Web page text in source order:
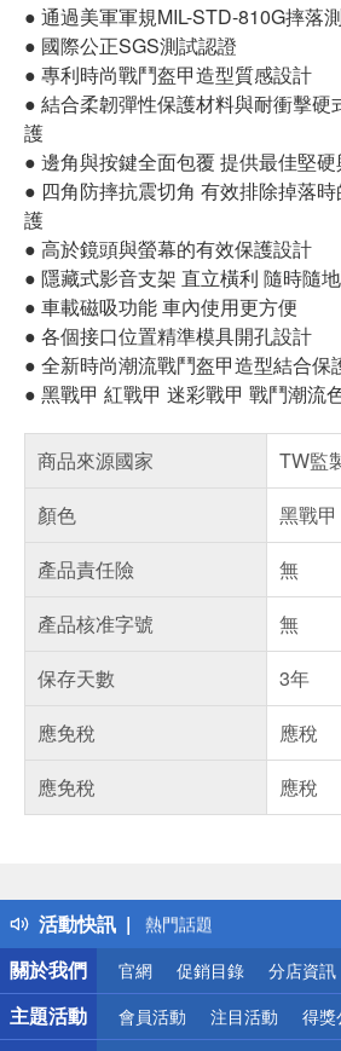
● 通過美軍軍規MIL-STD-810G摔落
● 國際公正SGS測試認證
● 專利時尚戰鬥盔甲造型質感設計
● 結合柔韌彈性保護材料與耐衝擊硬
護
● 邊角與按鍵全面包覆 提供最佳堅
● 四角防摔抗震切角 有效排除掉落
護
● 高於鏡頭與螢幕的有效保護設計
● 隱藏式影音支架 直立橫利 隨時隨
● 車載磁吸功能 車內使用更方便
● 各個接口位置精準模具開孔設計
● 全新時尚潮流戰鬥盔甲造型結合保
● 黑戰甲 紅戰甲 迷彩戰甲 戰鬥潮流
商品來源國家
TW監
顏色
黑戰甲
產品責任險
無
產品核准字號
無
保存天數
3年
應免稅
應稅
應免稅
應稅
活動快訊
得獎公告
熱門話題
銀行優惠
偏遠地區配送
詐騙網頁！請小心！
關於我們
官網 促銷目錄 分店資訊
主題活動 會員活動 注目活動 得獎